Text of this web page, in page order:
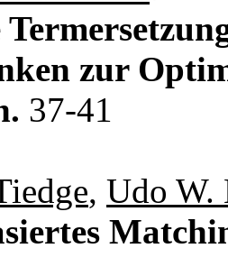
zur
37-41
, Udo W.